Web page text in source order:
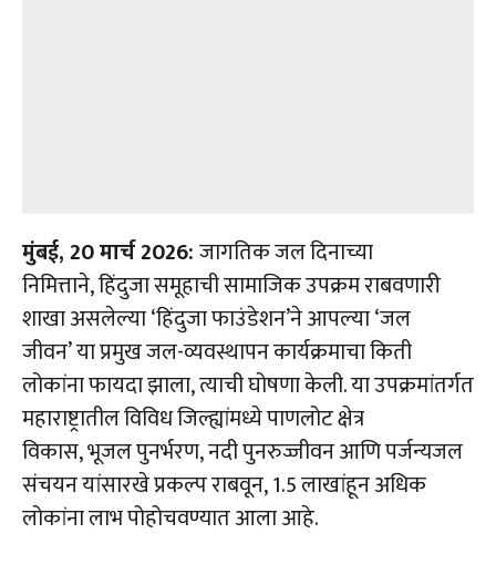
मुंबई,20 मार्च 2026:जागतिक जल दिनाच्या
निमित्ताने, हिंदुजा समूहाची सामाजिक उपक्रम राबवणारी
शाखा असलेल्या ‘हिंदुजा फाउंडेशन’ने आपल्या ‘जल
जीवन’ या प्रमुख जल-व्यवस्थापन कार्यक्रमाचा किती
लोकांना फायदा झाला, त्याची घोषणा केली. या उपक्रमांतर्गत
महाराष्ट्रातील विविध जिल्ह्यांमध्ये पाणलोट क्षेत्र
विकास, भूजल पुनर्भरण, नदी पुनरुज्जीवन आणि पर्जन्यजल
संचयन यांसारखे प्रकल्प राबवून, 1.5 लाखांहून अधिक
लोकांना लाभ पोहोचवण्यात आला आहे.